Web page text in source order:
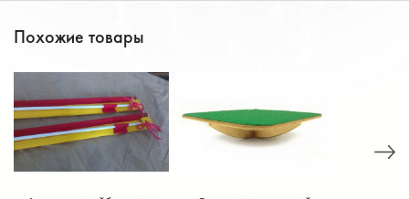
Похожие товары